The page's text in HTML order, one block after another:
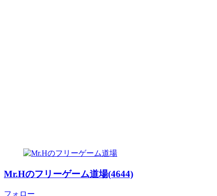
Mr.Hのフリーゲーム道場(4644)
フォロー